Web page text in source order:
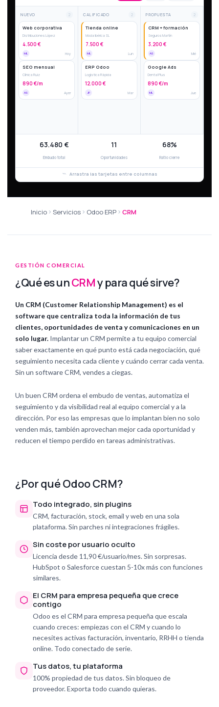
NUEVO 2
Web corporativa
Distribuciones López
4.500 €
ML Hoy
SEO mensual
Clínica Ruiz
890 €/m
AS Ayer
CALIFICADO 2
Tienda online
Moda Ibérica SL
7.500 €
ML Lun
ERP Odoo
Logística Rápida
12.000 €
JP Mar
PROPUESTA 2
CRM + formación
Seguros Martín
3.200 €
AS Mié
Google Ads
Dental Plus
890 €/m
ML Jue
63.480 €
Embudo total
11
Oportunidades
68%
Ratio cierre
Arrastra las tarjetas entre columnas
Inicio Servicios Odoo ERP CRM
GESTIÓN COMERCIAL
¿Qué es unCRMy para qué sirve?
Un CRM (Customer Relationship Management) es el
software que centraliza toda la información de tus
clientes, oportunidades de venta y comunicaciones en un
solo lugar. Implantar un CRM permite a tu equipo comercial
saber exactamente en qué punto está cada negociación, qué
seguimiento necesita cada cliente y cuándo cerrar cada venta.
Sin un software CRM, vendes a ciegas.
Un buen CRM ordena el embudo de ventas, automatiza el
seguimiento y da visibilidad real al equipo comercial y a la
dirección. Por eso las empresas que lo implantan bien no solo
venden más, también aprovechan mejor cada oportunidad y
reducen el tiempo perdido en tareas administrativas.
¿Por qué Odoo CRM?
Todo integrado, sin plugins
CRM, facturación, stock, email y web en una sola
plataforma. Sin parches ni integraciones frágiles.
Sin coste por usuario oculto
Licencia desde 11,90 €/usuario/mes. Sin sorpresas.
HubSpot o Salesforce cuestan 5-10x más con funciones
similares.
El CRM para empresa pequeña que crece
contigo
Odoo es el CRM para empresa pequeña que escala
cuando creces: empiezas con el CRM y cuando lo
necesites activas facturación, inventario, RRHH o tienda
online. Todo conectado de serie.
Tus datos, tu plataforma
100% propiedad de tus datos. Sin bloqueo de
proveedor. Exporta todo cuando quieras.